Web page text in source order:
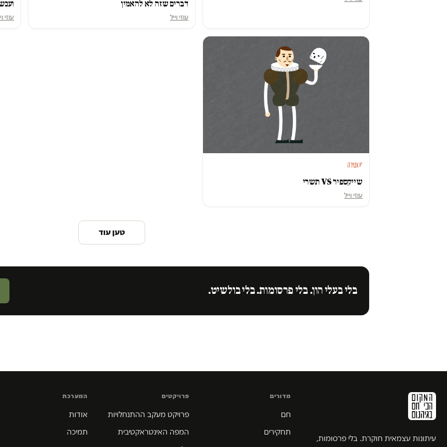
דברים שזה לא להאמין
עוזי וייל עוזי
סאטירה
שייקספיר VS תשרי
עוזי וייל
טען עוד
בלי בעלי הון. בלי פרסומות. בלי בולשיט.
עיתונות עצמאית חוקרת. בלי פרסומות,
מדורים
חם
תחקירים
פרויקטים
פרויקט מעקב ההתנחלויות
המפה האינטראקטיבית
המערכת
אודות
תמיכה